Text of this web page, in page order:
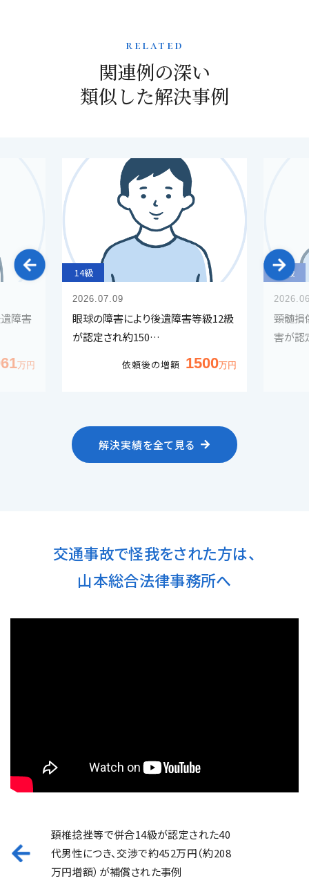
related
関連例の深い
類似した解決事例
障害
14級
2026.07.09
眼球の障害により後遺障害等級12級
が認定され約150…
依頼後の増額 1500
14級
頸髄損
害が認
解決実績を全て見る
交通事故で怪我をされた方は、
山本総合法律事務所へ
頚椎捻挫等で併合14級が認定された40
代男性につき、交渉で約452万円（約208
万円増額）が補償された事例